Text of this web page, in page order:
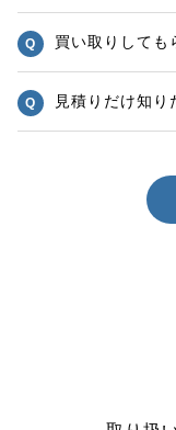
買い取りしても
見積りだけ知り